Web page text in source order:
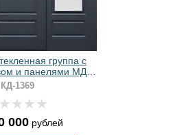
группа с
и панелями МДФ
антрацит
КД-1369
000рублей